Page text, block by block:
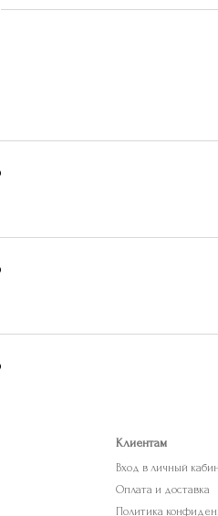
Клиентам
Вход в личный
Оплата и доставка
Политика